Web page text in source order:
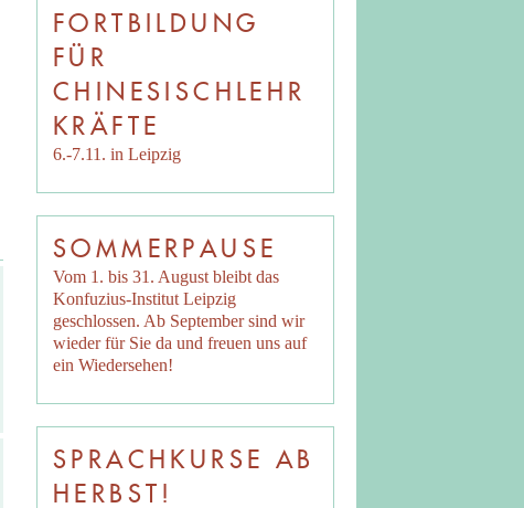
FORTBILDUNG
FÜR
CHINESISCHLEHR
KRÄFTE
6.-7.11. in Leipzig
SOMMERPAUSE
Vom 1. bis 31. August bleibt das
Konfuzius-Institut Leipzig
geschlossen. Ab September sind wir
wieder für Sie da und freuen uns auf
ein Wiedersehen!
SPRACHKURSE AB
HERBST!